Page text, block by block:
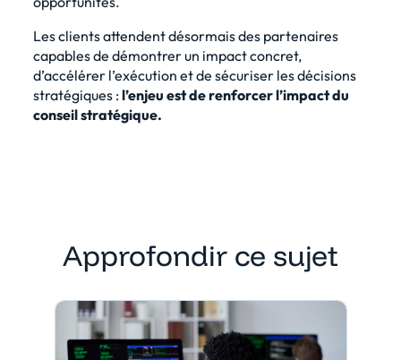
Les clients attendent désormais des partenaires
capables de démontrer un impact concret,
d’accélérer l’exécution et de sécuriser les décisions
stratégiques :l’enjeu est de renforcer l’impact du
conseil stratégique.
Approfondir ce sujet